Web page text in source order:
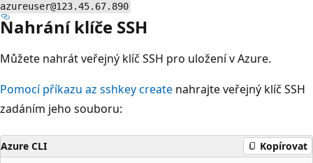
azureuser@123.45.67.890
Nahrání klíče SSH
Můžete nahrát veřejný klíč SSH pro uložení v Azure.
Pomocí příkazu az sshkey create nahrajte veřejný klíč SSH
zadáním jeho souboru:
Azure CLI Kopírovat